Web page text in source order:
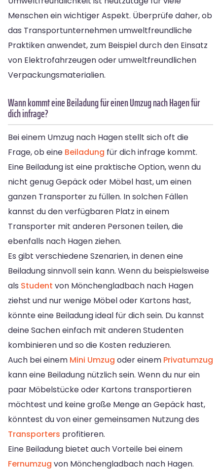
Menschen ein wichtiger Aspekt. Überprüfe daher, ob
das Transportunternehmen umweltfreundliche
Praktiken anwendet, zum Beispiel durch den Einsatz
von Elektrofahrzeugen oder umweltfreundlichen
Verpackungsmaterialien.
Wann kommt eine Beiladung für einen Umzug nach Hagen für
dich infrage?
Bei einem Umzug nach Hagen stellt sich oft die
Frage, ob eine Beiladung für dich infrage kommt.
Eine Beiladung ist eine praktische Option, wenn du
nicht genug Gepäck oder Möbel hast, um einen
ganzen Transporter zu füllen. In solchen Fällen
kannst du den verfügbaren Platz in einem
Transporter mit anderen Personen teilen, die
ebenfalls nach Hagen ziehen.
Es gibt verschiedene Szenarien, in denen eine
Beiladung sinnvoll sein kann. Wenn du beispielsweise
als Student von Mönchengladbach nach Hagen
ziehst und nur wenige Möbel oder Kartons hast,
könnte eine Beiladung ideal für dich sein. Du kannst
deine Sachen einfach mit anderen Studenten
kombinieren und so die Kosten reduzieren.
Auch bei einem Mini Umzug oder einem Privatumzug
kann eine Beiladung nützlich sein. Wenn du nur ein
paar Möbelstücke oder Kartons transportieren
möchtest und keine große Menge an Gepäck hast,
könntest du von einer gemeinsamen Nutzung des
Transporters profitieren.
Eine Beiladung bietet auch Vorteile bei einem
Fernumzug von Mönchengladbach nach Hagen.